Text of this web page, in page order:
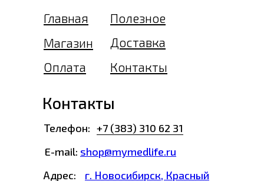
Контакты
Главная
Магазин
Полезное
Телефон: +7 (383) 310 62 31
E-mail: shop@mymedlife.ru
Адрес: г. Новосибирск, Красный
Доставка
Контакты
Оплата